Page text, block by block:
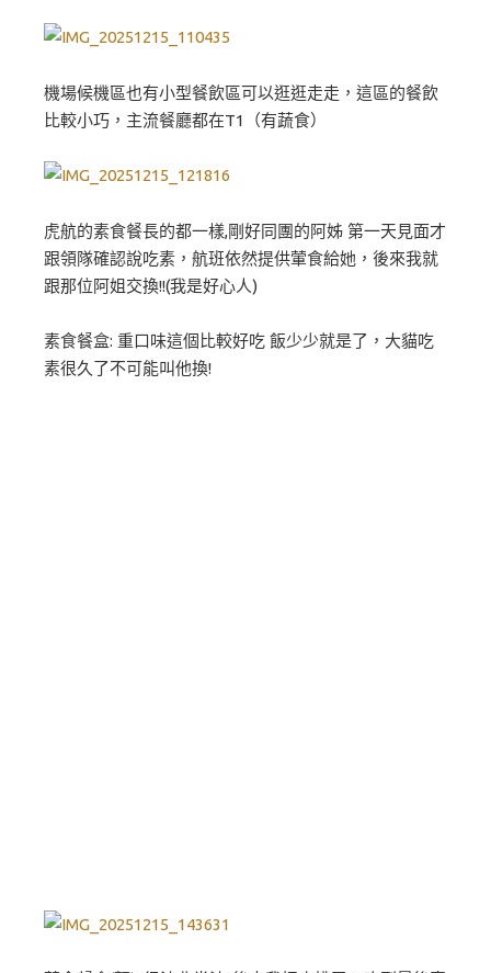
機場候機區也有小型餐飲區可以逛逛走走，這區的餐飲
比較小巧，主流餐廳都在T1（有蔬食）
虎航的素食餐長的都一樣,剛好同團的阿姊 第一天見面才
跟領隊確認說吃素，航班依然提供葷食給她，後來我就
跟那位阿姐交換!!(我是好心人)
素食餐盒: 重口味這個比較好吃 飯少少就是了，大貓吃
素很久了不可能叫他換!